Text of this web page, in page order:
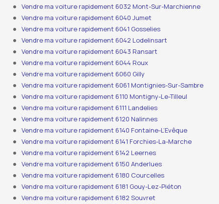
Vendre ma voiture rapidement 6032 Mont-Sur-Marchienne
Vendre ma voiture rapidement 6040 Jumet
Vendre ma voiture rapidement 6041 Gosselies
Vendre ma voiture rapidement 6042 Lodelinsart
Vendre ma voiture rapidement 6043 Ransart
Vendre ma voiture rapidement 6044 Roux
Vendre ma voiture rapidement 6060 Gilly
Vendre ma voiture rapidement 6061 Montignies-Sur-Sambre
Vendre ma voiture rapidement 6110 Montigny-Le-Tilleul
Vendre ma voiture rapidement 6111 Landelies
Vendre ma voiture rapidement 6120 Nalinnes
Vendre ma voiture rapidement 6140 Fontaine-L’Evêque
Vendre ma voiture rapidement 6141 Forchies-La-Marche
Vendre ma voiture rapidement 6142 Leernes
Vendre ma voiture rapidement 6150 Anderlues
Vendre ma voiture rapidement 6180 Courcelles
Vendre ma voiture rapidement 6181 Gouy-Lez-Piéton
Vendre ma voiture rapidement 6182 Souvret